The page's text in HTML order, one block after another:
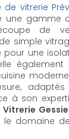
de vitrerie
une gamme
de
simple
pour une
à son
Vitrerie
domaine